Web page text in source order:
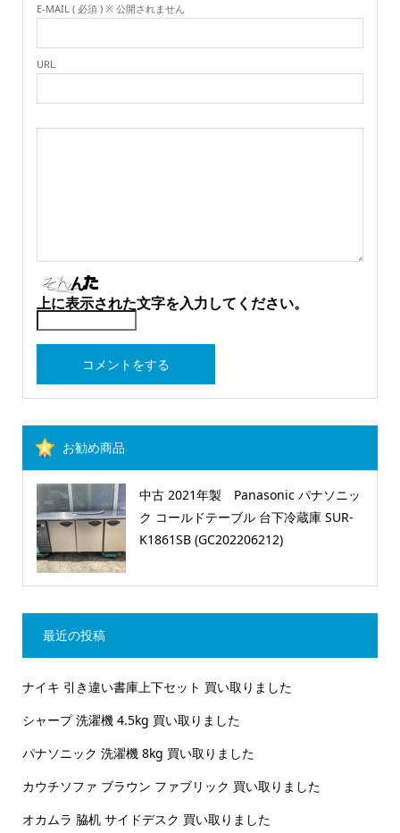
E-MAIL ( 必須 ) ※ 公開されません
URL
上に表示された文字を入力してください。
お勧め商品
中古 2021年製 Panasonic パナソニッ
ク コールドテーブル 台下冷蔵庫 SUR-
K1861SB (GC202206212)
最近の投稿
ナイキ 引き違い書庫上下セット 買い取りました
シャープ 洗濯機 4.5kg 買い取りました
パナソニック 洗濯機 8kg 買い取りました
カウチソファ ブラウン ファブリック 買い取りました
オカムラ 脇机 サイドデスク 買い取りました